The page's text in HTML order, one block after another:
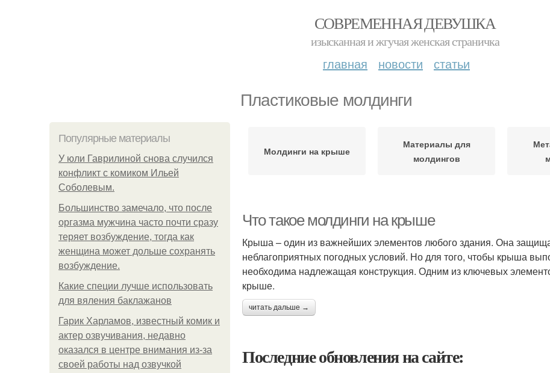
СОВРЕМЕННАЯ ДЕВУШКА
изысканная и жгучая женская страничка
главная новости статьи
Пластиковые молдинги
Популярные материалы
У юли Гаврилиной снова случился
конфликт с комиком Ильей
Соболевым.
Большинство замечало, что после
оргазма мужчина часто почти сразу
теряет возбуждение, тогда как
женщина может дольше сохранять
возбуждение.
Какие специи лучше использовать
для вяления баклажанов
Гарик Харламов, известный комик и
актер озвучивания, недавно
оказался в центре внимания из-за
своей работы над озвучкой
Молдинги на крыше
Материалы для
молдингов
Что такое молдинги на крыше
Крыша – один из важнейших элементов любого здания. Она
неблагоприятных погодных условий. Но для того, чтобы крыша
необходима надлежащая конструкция. Одним из ключевых
крыше.
читать дальше →
Последние обновления на сайте: